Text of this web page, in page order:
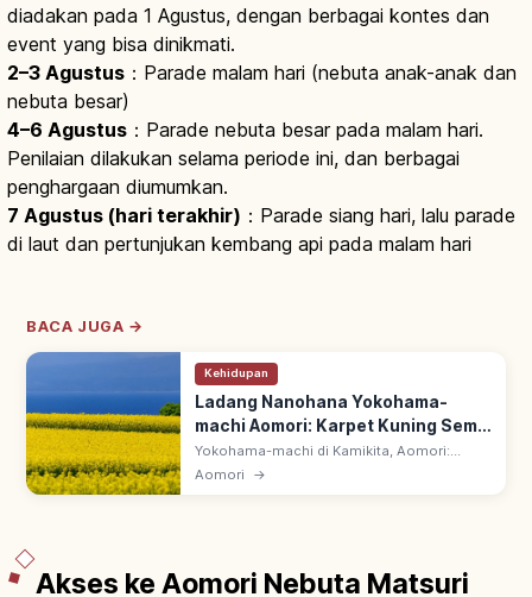
diadakan pada 1 Agustus, dengan berbagai kontes dan
event yang bisa dinikmati.
2–3 Agustus ：Parade malam hari (nebuta anak-anak dan
nebuta besar)
4–6 Agustus ：Parade nebuta besar pada malam hari.
Penilaian dilakukan selama periode ini, dan berbagai
penghargaan diumumkan.
7 Agustus (hari terakhir) ：Parade siang hari, lalu parade
di laut dan pertunjukan kembang api pada malam hari
BACA JUGA →
Kehidupan
Ladang Nanohana Yokohama-
machi Aomori: Karpet Kuning Semi,
Rute Wisata
Yokohama-machi di Kamikita, Aomori:
daerah penghasil nanohana di pangkal
Aomori →
Akses ke Aomori Nebuta Matsuri